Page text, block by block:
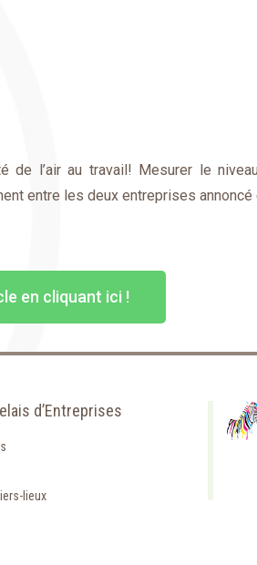
de l’air au travail! Mesurer le
entre les deux entreprises
en cliquant ici !
d’Entreprises
lieux